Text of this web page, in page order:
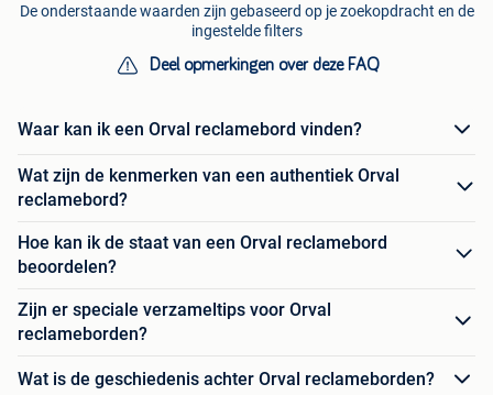
De onderstaande waarden zijn gebaseerd op je zoekopdracht en de
ingestelde filters
Deel opmerkingen over deze FAQ
Waar kan ik een Orval reclamebord vinden?
Wat zijn de kenmerken van een authentiek Orval
reclamebord?
Hoe kan ik de staat van een Orval reclamebord
beoordelen?
Zijn er speciale verzameltips voor Orval
reclameborden?
Wat is de geschiedenis achter Orval reclameborden?